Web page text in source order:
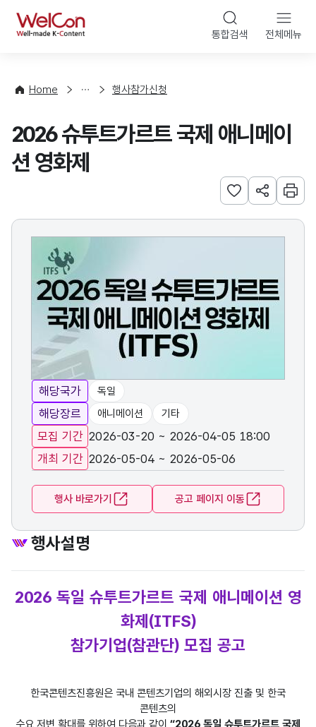
WelCon 통합검색 전체메뉴
Home
사
청
행사참가신청
2026 슈투트가르트 국제 애니메이
션 영화제
관심사 등록하기
URL 공유하
인쇄
해당국가 독일
해당장르 애니메이션 기타
모집 기간 2026-03-20 ~ 2026-04-05 18:00
개최 기간 2026-05-04 ~ 2026-05-06
행사 바로가기 공고 페이지 이동
행사설명
2026 독일 슈투트가르트 국제 애니메이션 영
화제(ITFS)
참가기업(참관단) 모집 공고
한국콘텐츠진흥원은 국내 콘텐츠기업의 해외시장 진출 및 한국
콘텐츠의
수요 저변 확대를 위하여 다음과 같이 “2026 독일 슈투트가르트 국제